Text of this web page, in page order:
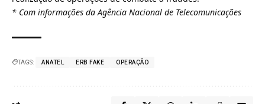
* Com informações da Agência Nacional de Telecomunicações
TAGS: ANATEL ERB FAKE OPERAÇÃO